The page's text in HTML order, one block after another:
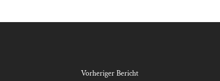
Vorheriger Bericht